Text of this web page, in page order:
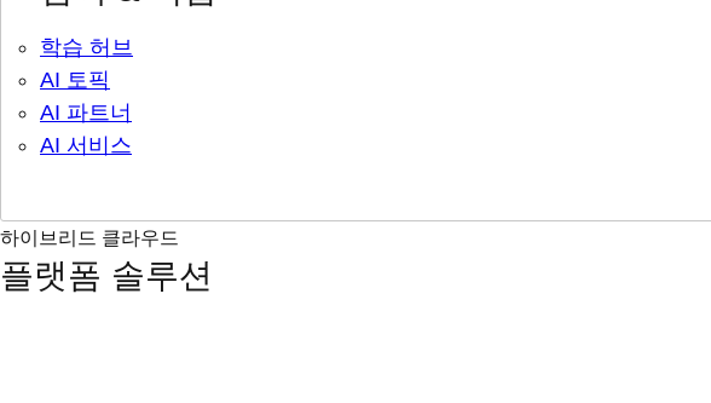
학습 허브
AI 토픽
AI 파트너
AI 서비스
하이브리드 클라우드
플랫폼 솔루션